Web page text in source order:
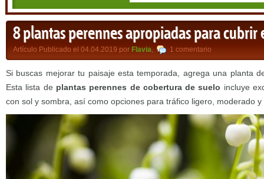
8 plantas perennes apropiadas para cubrir
Artículo Publicado el 04.04.2019 por Flavia, 1 comentario
Si buscas mejorar tu paisaje esta temporada, agrega una planta
Esta lista de plantas perennes de cobertura de suelo incluye
con sol y sombra, así como opciones para tráfico ligero, moderado y